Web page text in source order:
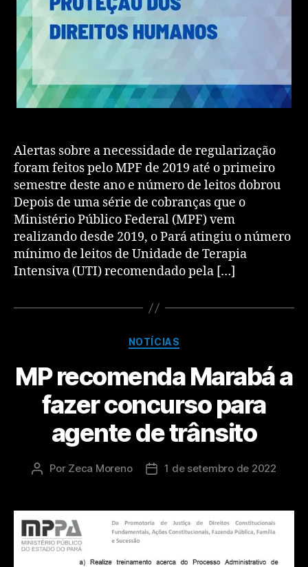
Alertas sobre a necessidade de regularização
foram feitos pelo MPF de 2019 até o primeiro
semestre deste ano e número de leitos dobrou
Depois de uma série de cobranças que o
Ministério Público Federal (MPF) vem
realizando desde 2019, o Pará atingiu o número
mínimo de leitos de Unidade de Terapia
Intensiva (UTI) recomendado pela […]
NOTÍCIAS
MP recomenda Marabá a
fazer concurso para
agente de trânsito
Por Zeca Moreno 1 de setembro de 2022